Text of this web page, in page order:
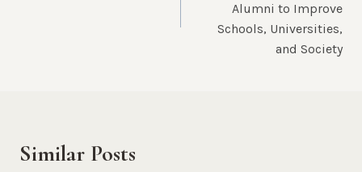
Alumni to Improve
Schools, Universities,
and Society
Similar Posts